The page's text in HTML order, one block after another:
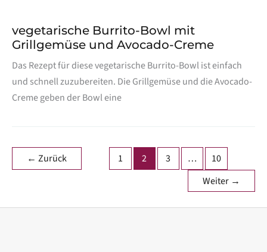
vegetarische Burrito-Bowl mit
Grillgemüse und Avocado-Creme
Das Rezept für diese vegetarische Burrito-Bowl ist einfach
und schnell zuzubereiten. Die Grillgemüse und die Avocado-
Creme geben der Bowl eine
← Zurück 1 2 3 …
10
Weiter →